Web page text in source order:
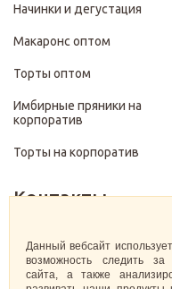
Начинки и дегустация
Макаронс оптом
Торты оптом
Имбирные пряники на
корпоратив
Торты на корпоратив
Контакты
+7 (499) 322-28-29
Данный вебсайт
возможность следить за
сайта, а также